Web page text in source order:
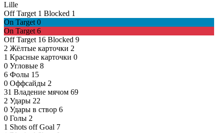
Lille
Off Target 1 Blocked 1
On Target 0
On Target 6
Off Target 16 Blocked 9
2 Жёлтые карточки 2
1 Красные карточки 0
0 Угловые 8
6 Фолы 15
0 Оффсайды 2
31 Владение мячом 69
2 Удары 22
0 Удары в створ 6
0 Голы 2
1 Shots off Goal 7